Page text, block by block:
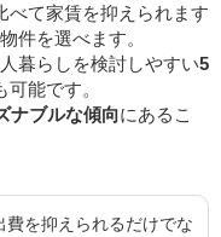
べて家賃を抑えられます
件を選べます。
暮らしを検討しやすい5
能です。
ナブルな傾向にあるこ
を抑えられるだけでな